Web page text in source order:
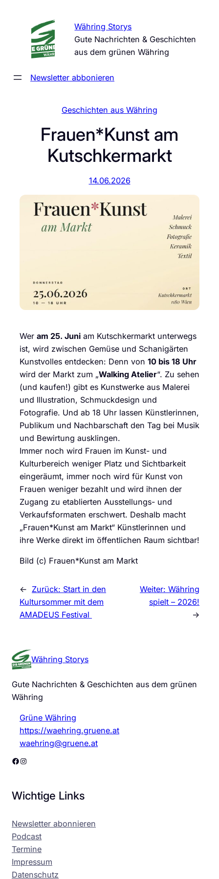
springen
Währing Storys
Gute Nachrichten & Geschichten
aus dem grünen Währing
Newsletter abbonieren
Geschichten aus Währing
Frauen*Kunst am
Kutschkermarkt
14.06.2026
Wer am 25. Juni am Kutschkermarkt unterwegs
ist, wird zwischen Gemüse und Schanigärten
Kunstvolles entdecken: Denn von 10 bis 18 Uhr
wird der Markt zum „Walking Atelier“. Zu sehen
(und kaufen!) gibt es Kunstwerke aus Malerei
und Illustration, Schmuckdesign und
Fotografie. Und ab 18 Uhr lassen Künstlerinnen,
Publikum und Nachbarschaft den Tag bei Musik
und Bewirtung ausklingen.
Immer noch wird Frauen im Kunst- und
Kulturbereich weniger Platz und Sichtbarkeit
eingeräumt, immer noch wird für Kunst von
Frauen weniger bezahlt und wird ihnen der
Zugang zu etablierten Ausstellungs- und
Verkaufsformaten erschwert. Deshalb macht
„Frauen*Kunst am Markt“ Künstlerinnen und
ihre Werke direkt im öffentlichen Raum sichtbar!
Bild (c) Frauen*Kunst am Markt
← Zurück: Start in den
Kultursommer mit dem
AMADEUS Festival
Weiter: Währing
spielt – 2026!
→
Währing Storys
Gute Nachrichten & Geschichten aus dem grünen
Währing
Grüne Währing
https://waehring.gruene.at
waehring@gruene.at
Facebook Instagram
Wichtige Links
Newsletter abonnieren
Podcast
Termine
Impressum
Datenschutz